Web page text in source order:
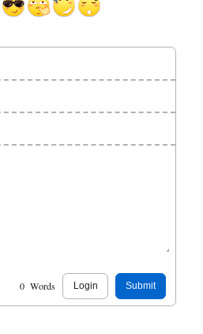
0 Words Login Submit